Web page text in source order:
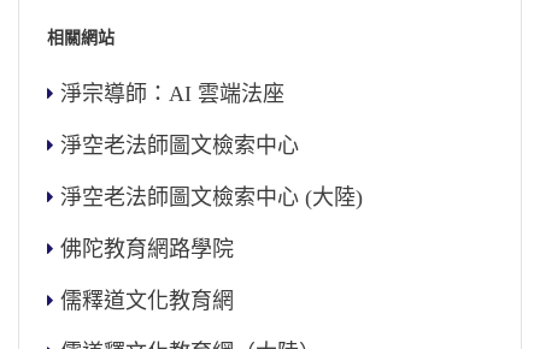
相關網站
淨宗導師：AI 雲端法座
淨空老法師圖文檢索中心
淨空老法師圖文檢索中心 (大陸)
佛陀教育網路學院
儒釋道文化教育網